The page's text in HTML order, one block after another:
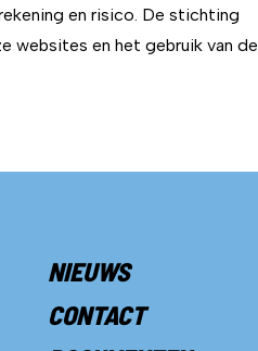
en risico. De stichting
websites en het gebruik van de
NIEUWS
CONTACT